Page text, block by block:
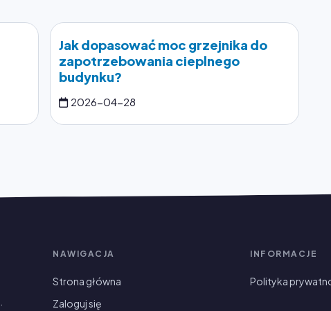
Jak dopasować moc grzejnika do
zapotrzebowania cieplnego
budynku?
2026-04-28
NAWIGACJA
Strona główna
Zaloguj się
INFORMACJE
Polityka